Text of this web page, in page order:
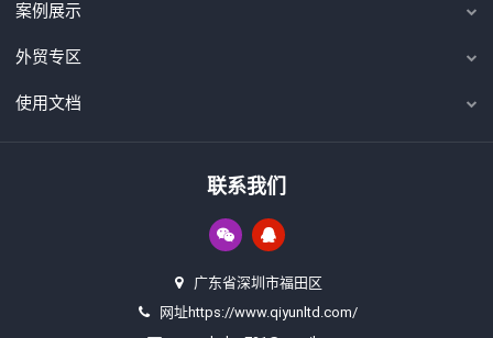
案例展示
外贸专区
使用文档
联系我们
广东省深圳市福田区
网址https://www.qiyunltd.com/